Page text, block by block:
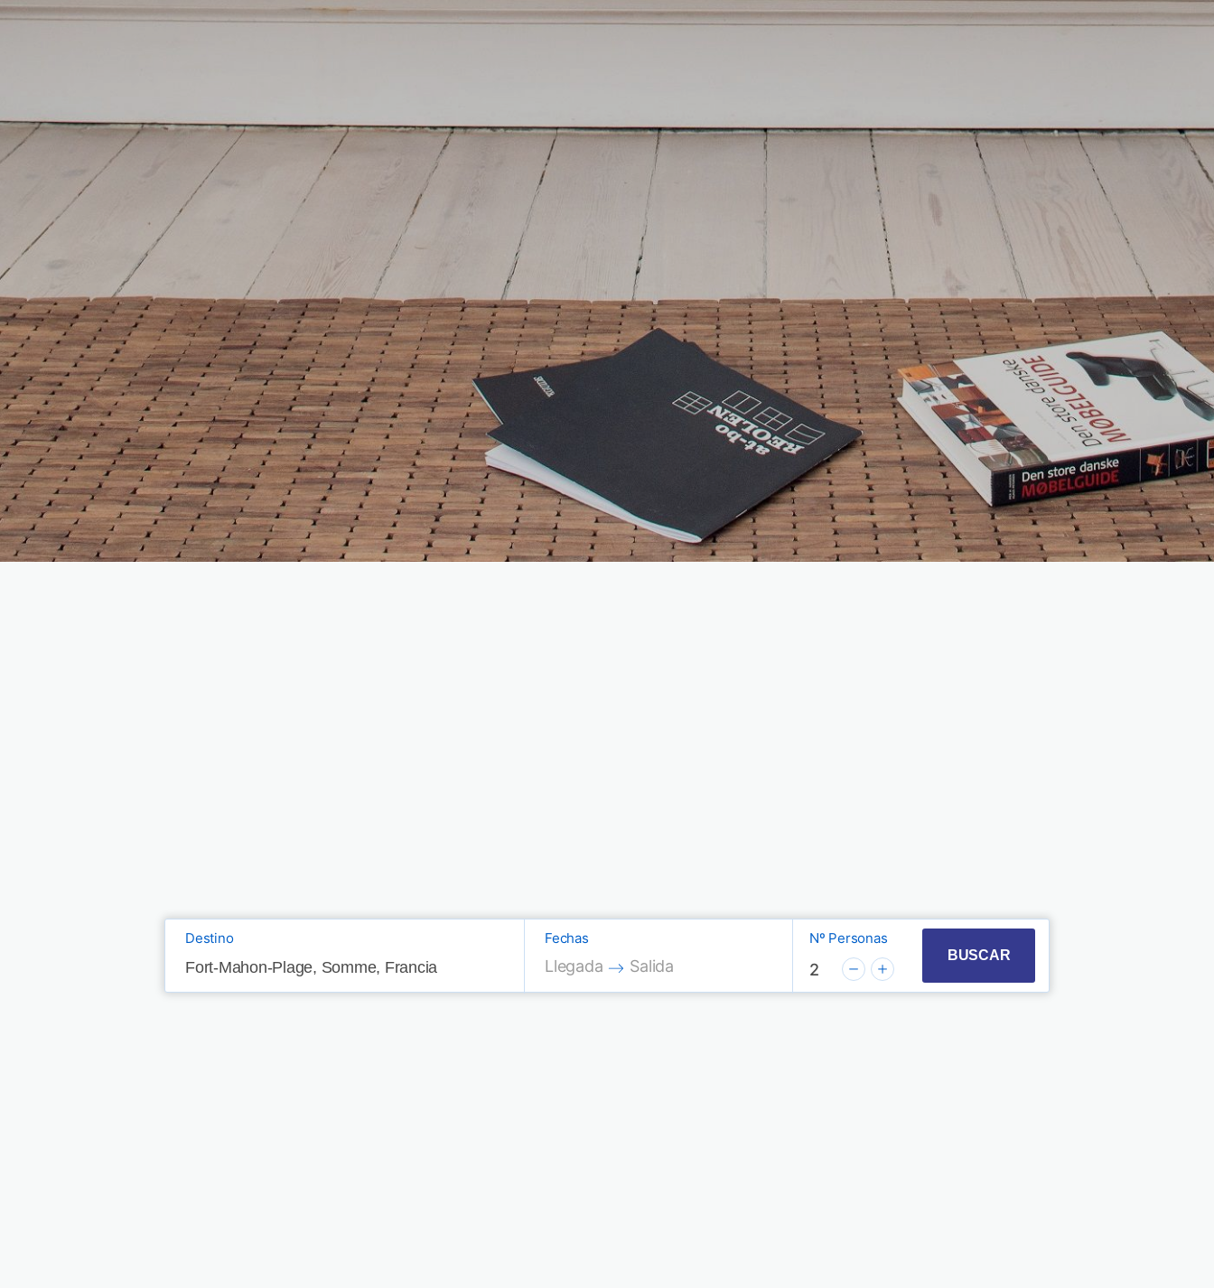
Destino Fechas
Press the down arrow key to interact with the calendar and select a date. Press the
Llegada
Press the down arrow key to interact with the calendar and select a date.
Salida
Nº Personas
2
BUSCAR